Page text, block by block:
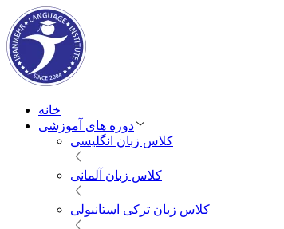
خانه
دوره های آموزشی
کلاس زبان انگلیسی
کلاس زبان آلمانی
کلاس زبان ترکی استانبولی